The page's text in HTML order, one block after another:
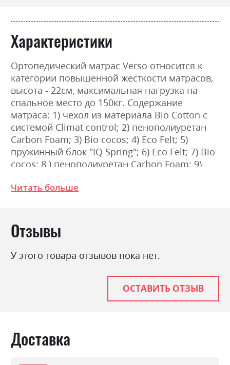
Характеристики
Ортопедический матрас Verso относится к
категории повышенной жесткости матрасов,
высота - 22см, максимальная нагрузка на
спальное место до 150кг. Содержание
матраса: 1) чехол из материала Bio Cotton с
системой Climat control; 2) пенополиуретан
Carbon Foam; 3) Bio cocos; 4) Eco Felt; 5)
пружинный блок "IQ Spring"; 6) Eco Felt; 7) Bio
cocos; 8 ) пенополиуретан Carbon Foam; 9)
Climat control. Bio Cotton - органический
создать комфортные условия и оптимальный
микроклимат спального места. Новые
"умные" пружины "IQ Spring" создают для
позвоночника максимально естественное
положение и оптимально распределяют
нагрузку. Carbon Foam - это инновационная
высокоэластичная пена или другими словами
основу карбоновой пены, убирает
неприятные запахи и способствует
Читать больше
Отзывы
У этого товара отзывов пока нет.
ОСТАВИТЬ ОТЗЫВ
Доставка